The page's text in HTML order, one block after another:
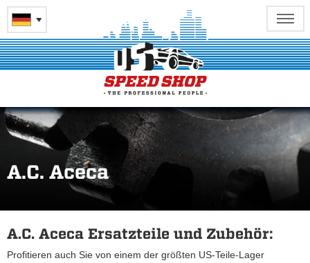
A.C. Aceca
A.C. Aceca Ersatzteile und Zubehör:
Profitieren auch Sie von einem der größten US-Teile-Lager